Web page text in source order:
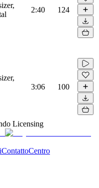
2:40 124
3:06 100
Licensing
ContattoCentro